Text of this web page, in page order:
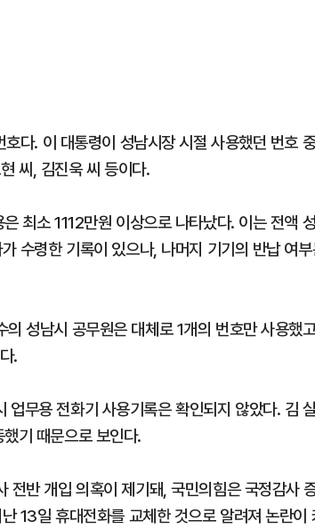
다. 이 대통령이 성남시장 시절 사용했던 번호
씨, 김진욱 씨 등이다.
최소 1112만원 이상으로 나타났다. 이는 전액
수령한 기록이 있으나, 나머지 기기의 반납 여
성남시 공무원은 대체로 1개의 번호만 사용했
.
무용 전화기 사용기록은 확인되지 않았다. 김
기 때문으로 보인다.
전반 개입 의혹이 제기돼, 국민의힘은 국정감사
13일 휴대전화를 교체한 것으로 알려져 논란이